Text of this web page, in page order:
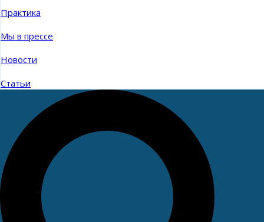
Практика
Мы в прессе
Новости
Статьи